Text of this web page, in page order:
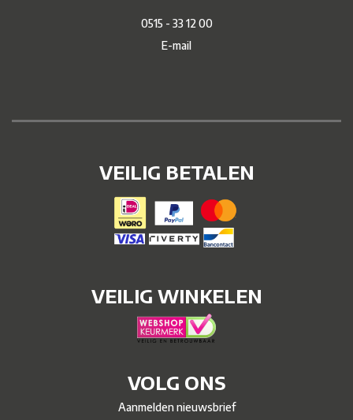
0515 - 33 12 00
E-mail
VEILIG BETALEN
VEILIG WINKELEN
VOLG ONS
Aanmelden nieuwsbrief